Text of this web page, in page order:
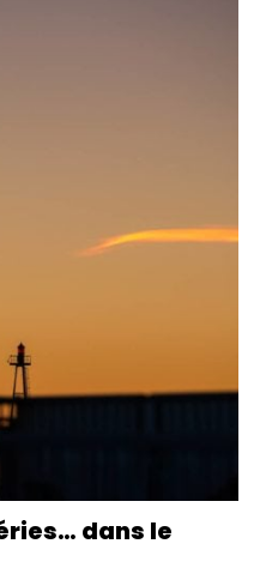
dans le